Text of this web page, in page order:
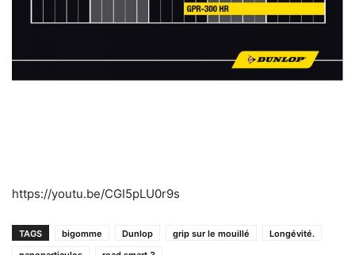
https://youtu.be/CGI5pLU0r9s
TAGS bigomme Dunlop grip sur le mouillé
Longévité.